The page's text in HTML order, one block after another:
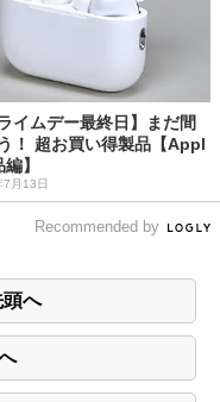
ライムデー最終日】まだ間
！ 超お買い得製品【Appl
】
月13日
Recommended by
頭へ